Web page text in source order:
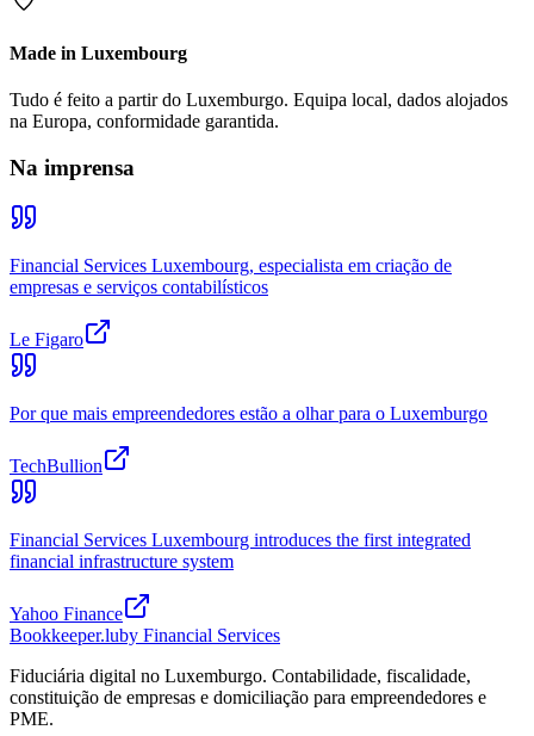
Made in Luxembourg
Tudo é feito a partir do Luxemburgo. Equipa local, dados alojados
na Europa, conformidade garantida.
Na imprensa
Financial Services Luxembourg, especialista em criação de
empresas e serviços contabilísticos
Le Figaro
Por que mais empreendedores estão a olhar para o Luxemburgo
TechBullion
Financial Services Luxembourg introduces the first integrated
financial infrastructure system
Yahoo Finance
Bookkeeper.luby Financial Services
Fiduciária digital no Luxemburgo. Contabilidade, fiscalidade,
constituição de empresas e domiciliação para empreendedores e
PME.